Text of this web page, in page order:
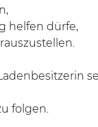
helfen dürfe,
folgen.